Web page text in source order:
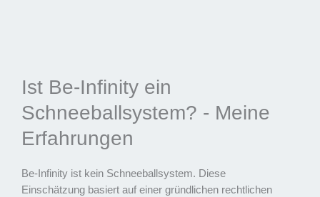
Ist Be-Infinity ein
Schneeballsystem? - Meine
Erfahrungen
Be-Infinity ist kein Schneeballsystem. Diese
Einschätzung basiert auf einer gründlichen rechtlichen